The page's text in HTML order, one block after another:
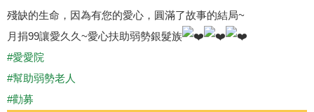
殘缺的生命，因為有您的愛心，圓滿了故事的結局~
月捐99讓愛久久~愛心扶助弱勢銀髮族
#愛愛院
#幫助弱勢老人
#勸募